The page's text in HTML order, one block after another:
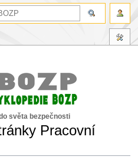
světa bezpečnosti
Pracovní